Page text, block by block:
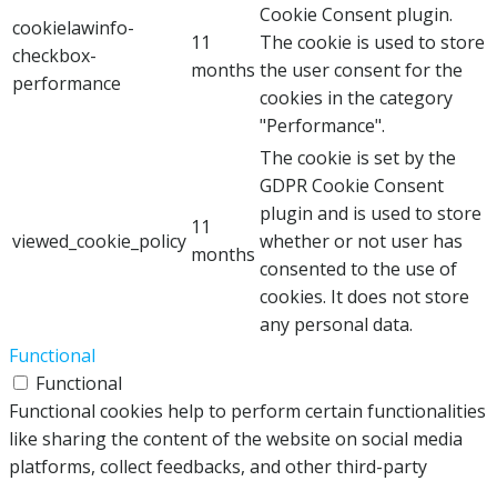
cookielawinfo-
checkbox-
performance
11
months
Cookie Consent plugin.
The cookie is used to store
the user consent for the
cookies in the category
"Performance".
viewed_cookie_policy
11
months
The cookie is set by the
GDPR Cookie Consent
plugin and is used to store
whether or not user has
consented to the use of
cookies. It does not store
any personal data.
Functional
Functional
Functional cookies help to perform certain functionalities
like sharing the content of the website on social media
platforms, collect feedbacks, and other third-party